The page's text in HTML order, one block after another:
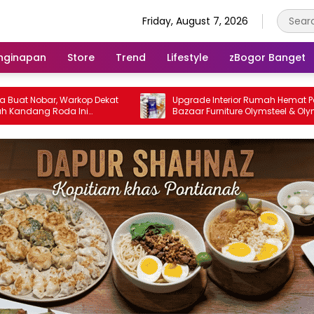
Friday, August 7, 2026
Store Trend Lifestyle zBogor Banget
Dekat
Ini
Upgrade Interior Rumah Hemat Parah:
Bazaar Furniture Olymsteel & Olymplast
Hadir di ADA Swalayan Bogor